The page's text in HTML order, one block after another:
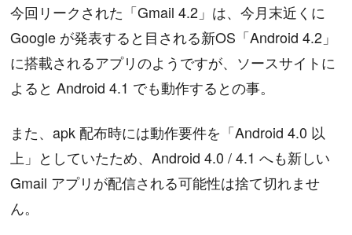
今回リークされた「Gmail 4.2」は、今月末近くに
Google が発表すると目される新OS「Android 4.2」
に搭載されるアプリのようですが、ソースサイトに
よると Android 4.1 でも動作するとの事。
また、apk 配布時には動作要件を「Android 4.0 以
上」としていたため、Android 4.0 / 4.1 へも新しい
Gmail アプリが配信される可能性は捨て切れませ
ん。